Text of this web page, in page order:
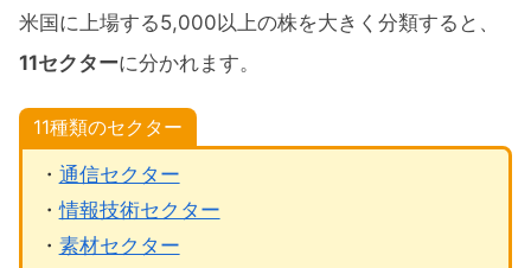
米国に上場する5,000以上の株を大きく分類すると、
11セクターに分かれます。
11種類のセクター
・ 通信セクター
・情報技術セクター
・ 素材セクター